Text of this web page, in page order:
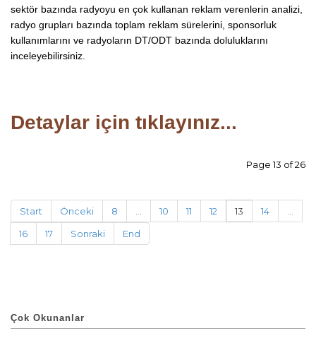
sektör bazında radyoyu en çok kullanan reklam verenlerin analizi,
radyo grupları bazında toplam reklam sürelerini, sponsorluk
kullanımlarını ve radyoların DT/ODT bazında doluluklarını
inceleyebilirsiniz.
Detaylar için tıklayınız...
Page 13 of 26
Start Önceki 8 10 11 12 13 14
16
17 Sonraki End
Çok Okunanlar